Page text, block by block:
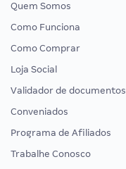
Quem Somos
Como Funciona
Como Comprar
Loja Social
Validador de documentos
Conveniados
Programa de Afiliados
Trabalhe Conosco